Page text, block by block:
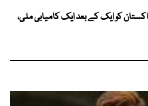
کو ایک کے بعد ایک کامیابی ملی،